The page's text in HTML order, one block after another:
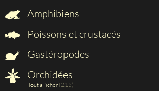
Amphibiens
Poissons et crustacés
Gastéropodes
Orchidées
Tout afficher (215)